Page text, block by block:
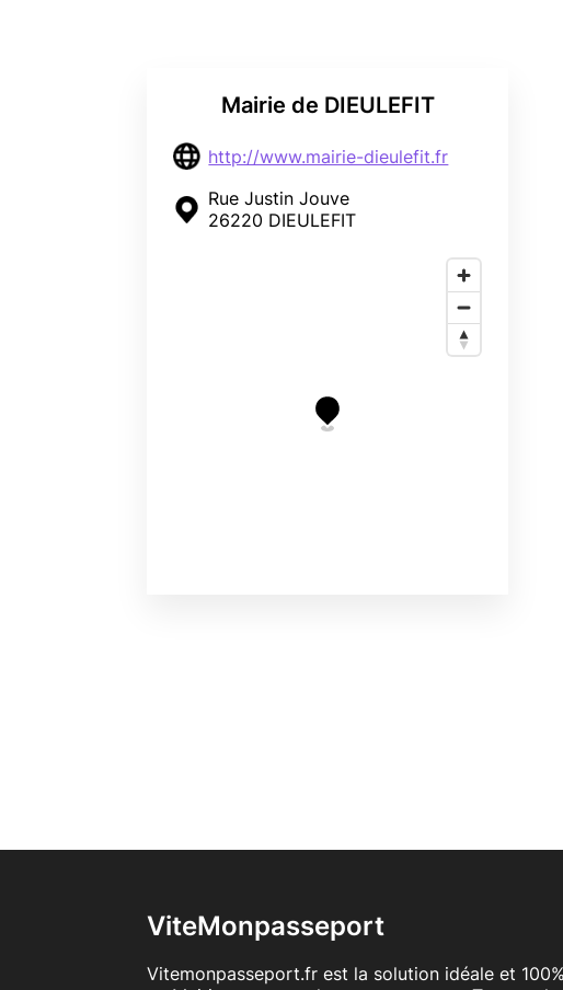
Mairie de DIEULEFIT
http://www.mairie-dieulefit.fr
Rue Justin Jouve
26220 DIEULEFIT
ViteMonpasseport
Vitemonpasseport.fr est la solution idéale et